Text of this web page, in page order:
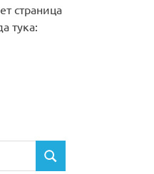
страница
тука:
SEARCH